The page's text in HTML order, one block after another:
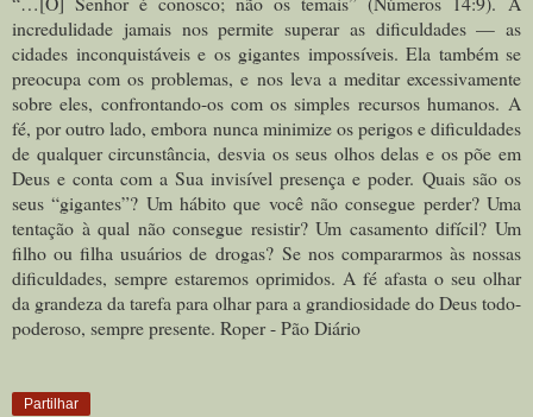
incredulidade jamais nos permite superar as dificuldades — as
cidades inconquistáveis e os gigantes impossíveis. Ela também se
preocupa com os problemas, e nos leva a meditar excessivamente
sobre eles, confrontando-os com os simples recursos humanos. A
fé, por outro lado, embora nunca minimize os perigos e dificuldades
de qualquer circunstância, desvia os seus olhos delas e os põe em
Deus e conta com a Sua invisível presença e poder. Quais são os
seus “gigantes”? Um hábito que você não consegue perder? Uma
tentação à qual não consegue resistir? Um casamento difícil? Um
filho ou filha usuários de drogas? Se nos compararmos às nossas
dificuldades, sempre estaremos oprimidos. A fé afasta o seu olhar
da grandeza da tarefa para olhar para a grandiosidade do Deus todo-
poderoso, sempre presente. Roper - Pão Diário
Partilhar